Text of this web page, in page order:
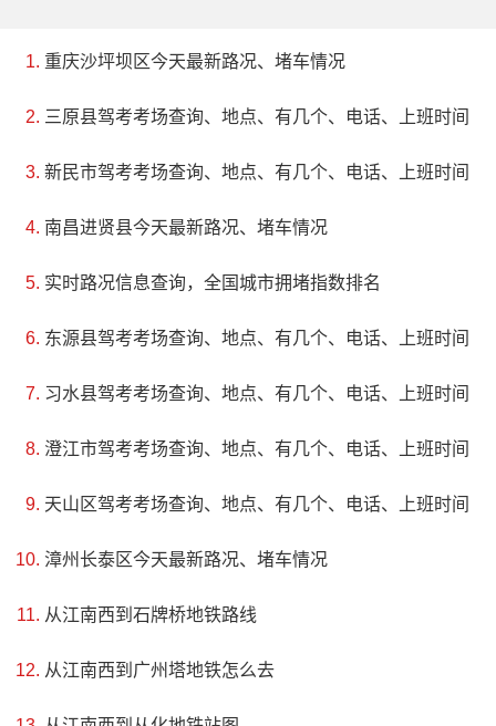
重庆沙坪坝区今天最新路况、堵车情况
三原县驾考考场查询、地点、有几个、电话、上班时间
新民市驾考考场查询、地点、有几个、电话、上班时间
南昌进贤县今天最新路况、堵车情况
实时路况信息查询，全国城市拥堵指数排名
东源县驾考考场查询、地点、有几个、电话、上班时间
习水县驾考考场查询、地点、有几个、电话、上班时间
澄江市驾考考场查询、地点、有几个、电话、上班时间
天山区驾考考场查询、地点、有几个、电话、上班时间
漳州长泰区今天最新路况、堵车情况
从江南西到石牌桥地铁路线
从江南西到广州塔地铁怎么去